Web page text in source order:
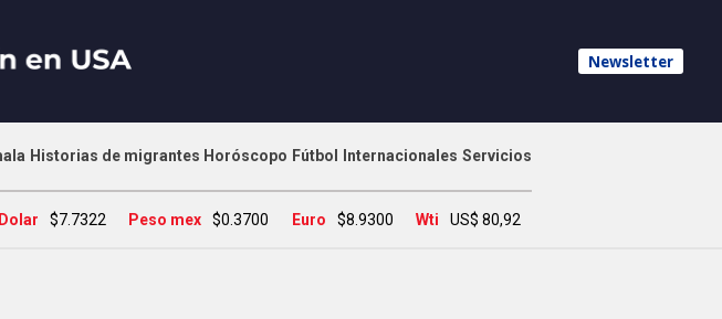
Newsletter
Historias de migrantes Horóscopo Fútbol Internacionales Servicios
Dolar $7.7322 Peso mex $0.3700 Euro $8.9300 Wti US$ 80,92